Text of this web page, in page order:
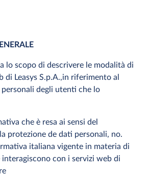
lo scopo di descrivere le modalità di
di Leasys S.p.A.,in riferimento al
degli utenti che lo
che è resa ai sensi del
protezione de dati personali, no.
italiana vigente in materia di
con i servizi web di